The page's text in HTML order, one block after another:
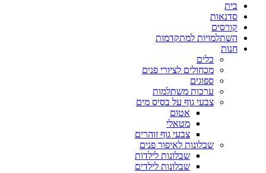
בית
סדנאות
קורסים
השתלמויות למתקדמות
חנות
כלים
מכחולים לציורי פנים
ספוגים
ערכות משתלמות
צבעי גוף על בסיס מים
אטום
מטאלי
צבעי גוף זוהרים
שבלונות לאיפור פנים
שבלונות לילדות
שבלונות לילדים